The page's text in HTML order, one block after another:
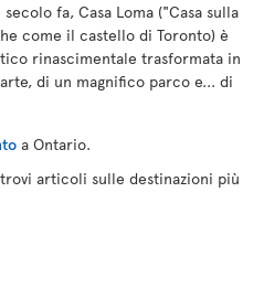
fa, Casa Loma ("Casa sulla
come il castello di Toronto) è
rinascimentale trasformata in
di un magnifico parco e... di
a Ontario.
articoli sulle destinazioni più